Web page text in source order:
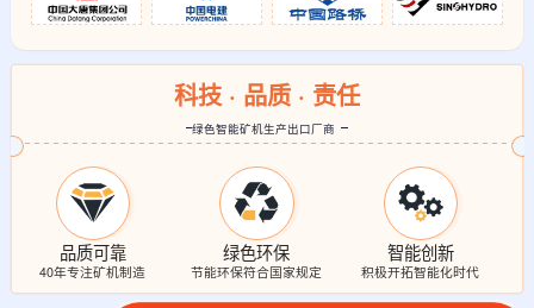
科技 · 品质 · 责任
绿色智能矿机生产出口厂商
品质可靠
40年专注矿机制造
绿色环保
节能环保符合国家规定
智能创新
积极开拓智能化时代